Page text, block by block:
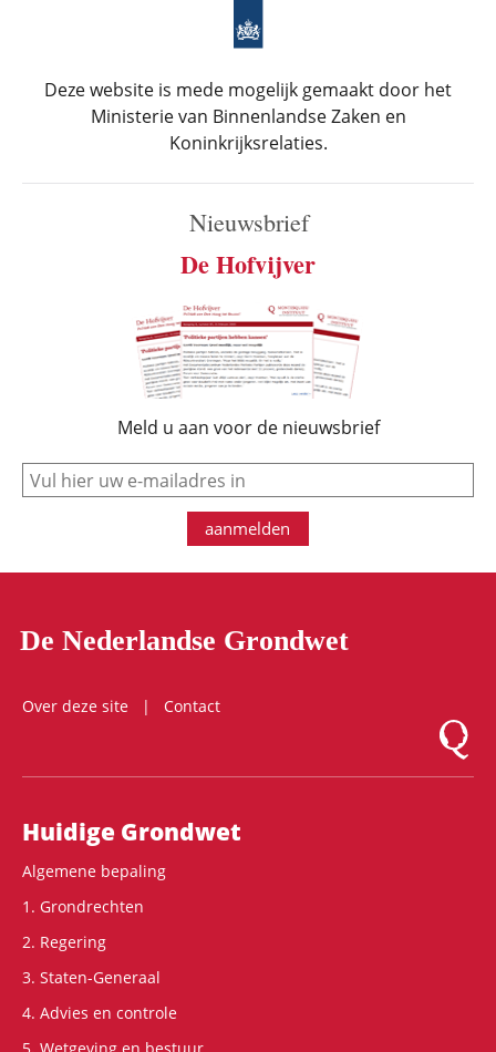
Deze website is mede mogelijk gemaakt door het
Ministerie van Binnenlandse Zaken en
Koninkrijksrelaties.
Nieuwsbrief
De Hofvijver
Meld u aan voor de nieuwsbrief
e-mail
aanmelden
De Nederlandse Grondwet
Over deze site
Contact
Logo
Hoofdnavigatie
Huidige Grondwet
Algemene bepaling
1. Grondrechten
2. Regering
3. Staten-Generaal
4. Advies en controle